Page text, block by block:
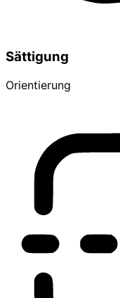
Sättigung
Orientierung